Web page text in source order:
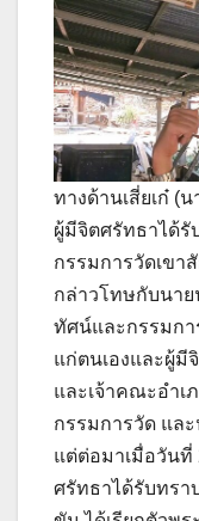
ทางด้านเสี่ยเก๋ (
ผู้มีจิตศรัทธาได้
กรรมการวัดเขา
กล่าวโทษกับนาย
ทัศน์และกรรมกา
แก่ตนเองและผู้มี
และเจ้าคณะอำ
กรรมการวัด แล
แต่ต่อมาเมื่อวันที่
ศรัทธาได้รับทร